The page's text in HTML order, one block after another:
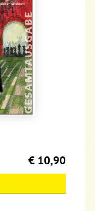
€ 10,90